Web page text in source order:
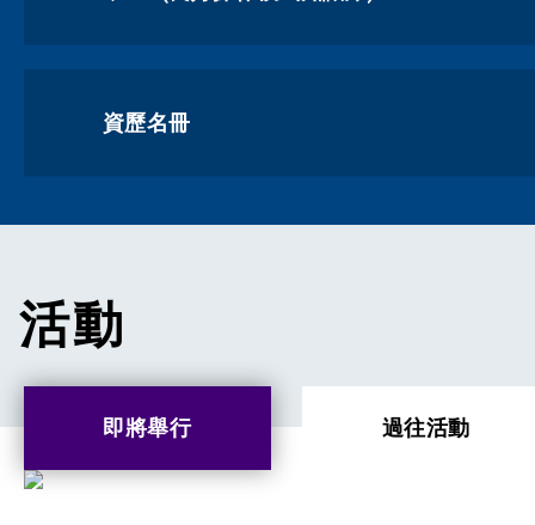
資歷名冊
活動
即將舉行 過往活動